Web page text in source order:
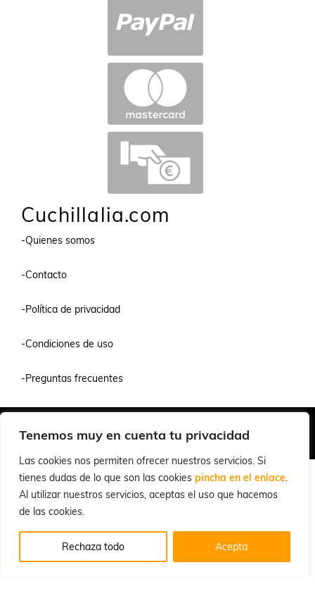
Tenemos muy en cuenta tu privacidad
Las cookies nos permiten ofrecer nuestros servicios. Si
tienes dudas de lo que son las cookies pincha en el enlace.
Al utilizar nuestros servicios, aceptas el uso que hacemos
de las cookies.
Rechaza todo Acepta
Cuchillalia.com
-Quienes somos
-Contacto
-Política de privacidad
-Condiciones de uso
-Preguntas frecuentes
© 2026 Cuchillalia.com